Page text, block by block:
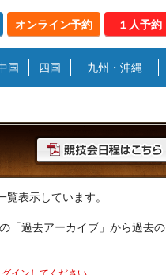
オンライン予約 １人予約
国 四国 九州・沖縄
覧表示しています。
「過去アーカイブ」から過去の